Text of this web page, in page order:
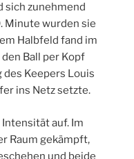
sich zunehmend
Minute wurden sie
Halbfeld fand im
Ball per Kopf
Keepers Louis
ins Netz setzte.
auf. Im
Raum gekämpft,
und beide